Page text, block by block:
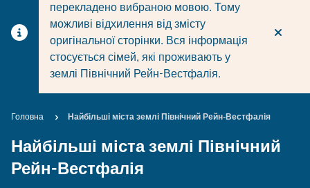
перекладено вибраною мовою. Тому
можливі відхилення від змісту
оригінальної сторінки. Вся інформація
стосується сімей, які проживають у
землі Північний Рейн-Вестфалія.
Breadcrumb
Головна Найбільші міста землі Північний Рейн-Вестфалія
Найбільші міста землі Північний
Рейн-Вестфалія